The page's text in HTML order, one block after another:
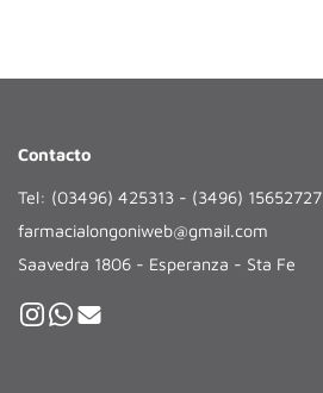
Contacto
Tel: (03496) 425313 - (3496) 15652727
farmacialongoniweb@gmail.com
Saavedra 1806 - Esperanza - Sta Fe